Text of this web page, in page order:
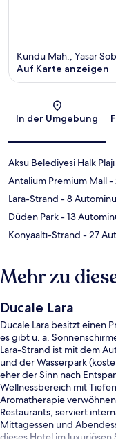
Kundu Mah., Yasar
Auf Karte anzeigen
In der Umgebung
Aksu Belediyesi Halk Plajı
Antalium Premium Mall-
Lara-Strand - 8
Düden Park- 13
Konyaaltı-Strand - 27
Mehr zu
Ducale Lara
Ducale Lara besitzt einen
es gibt u. a.
Lara-Strand ist mit dem
und der Wasserpark
eher der Sinn nach
Wellnessbereich mit
Aromatherapie
Restaurants, serviert
Mittagessen und